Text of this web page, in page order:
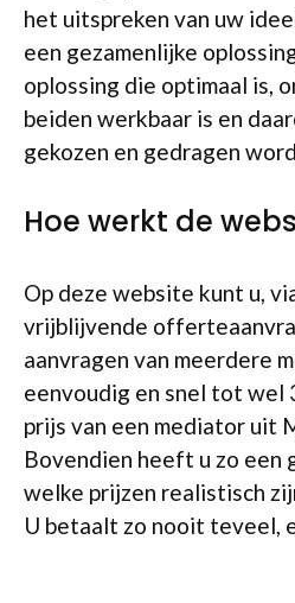
het uitspreken van uw
een gezamenlijke
oplossing die optimaal is,
beiden werkbaar is en
gekozen en gedragen
Hoe werkt de
Op deze website kunt u,
vrijblijvende
aanvragen van meerdere
eenvoudig en snel tot wel
prijs van een mediator uit
Bovendien heeft u zo een
welke prijzen realistisch
U betaalt zo nooit teveel,